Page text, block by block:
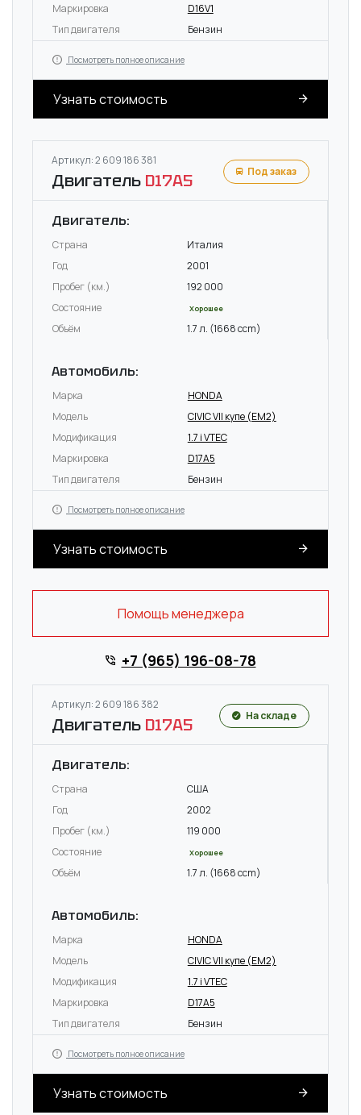
Маркировка
D16V1
Тип двигателя
Бензин
Посмотреть полное описание
Узнать стоимость
Артикул: 2 609 186 381
Двигатель D17A5 Под заказ
Двигатель:
Страна
Италия
Год
2001
Пробег (км.)
192 000
Состояние
Хорошее
Объём 1.7 л. (1668 ccm)
Автомобиль:
Марка
HONDA
Модель
CIVIC VII купе (EM2)
Модификация
1.7 i VTEC
Маркировка
D17A5
Тип двигателя
Бензин
Посмотреть полное описание
Узнать стоимость
Помощь менеджера
+7 (965) 196-08-78
Артикул: 2 609 186 382
Двигатель D17A5 На складе
Двигатель:
Страна
США
Год
2002
Пробег (км.)
119 000
Состояние
Хорошее
Объём 1.7 л. (1668 ccm)
Автомобиль:
Марка
HONDA
Модель
CIVIC VII купе (EM2)
Модификация
1.7 i VTEC
Маркировка
D17A5
Тип двигателя
Бензин
Посмотреть полное описание
Узнать стоимость